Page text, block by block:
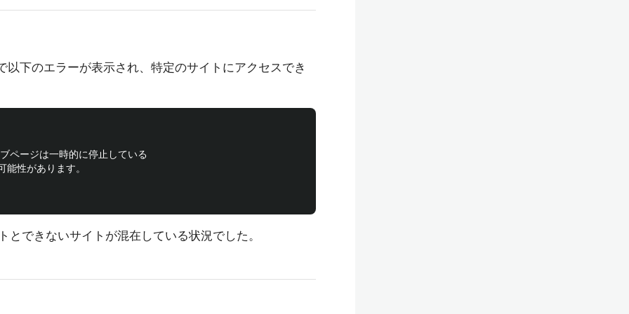
下のエラーが表示され、特定のサイトにアクセスでき
ジは一時的に停止している
性があります。
できないサイトが混在している状況でした。